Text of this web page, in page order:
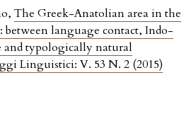
The Greek-Anatolian area in the
language contact, Indo-
and typologically natural
Linguistici: V. 53 N. 2 (2015)